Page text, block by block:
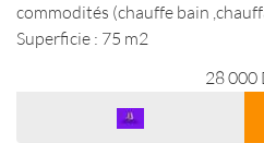
commodités (chauffe bain
Superficie : 75 m2
28 000